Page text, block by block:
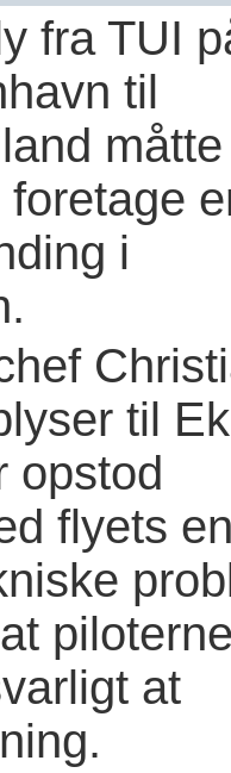
fra TUI
til
i
til
opstod
flyets
at